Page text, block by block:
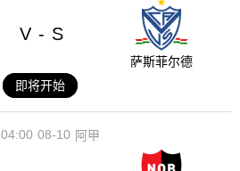
V - S
萨斯菲尔德
即将开始
08-10
04:00 阿甲